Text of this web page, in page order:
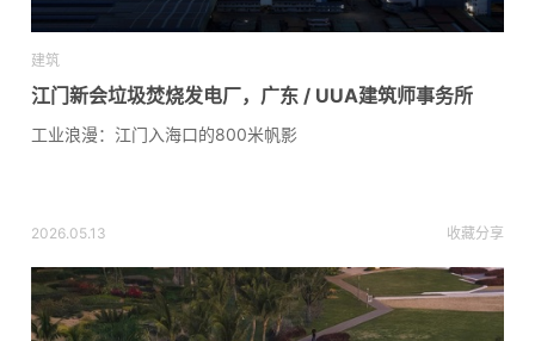
建筑
江门新会垃圾焚烧发电厂，广东 / UUA建筑师事务所
工业浪漫：江门入海口的800米帆影
2026.05.13 收藏分享